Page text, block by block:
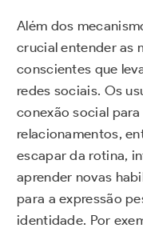
Além dos
crucial entender as
conscientes que
redes sociais. Os
conexão social
relacionamentos,
escapar da rotina,
aprender novas
para a expressão
identidade. Por